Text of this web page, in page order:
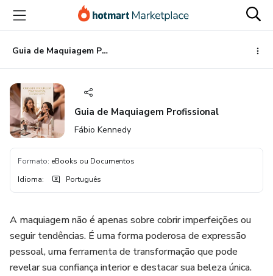
para
conteúdo
principal
para
pagamento
para
rodapé
Guia de Maquiagem Profissional
Guia de Maquiagem Profissional
Fábio Kennedy
Formato: eBooks ou Documentos
Idioma: Português
A maquiagem não é apenas sobre cobrir imperfeições ou
seguir tendências. É uma forma poderosa de expressão
pessoal, uma ferramenta de transformação que pode
revelar sua confiança interior e destacar sua beleza única.